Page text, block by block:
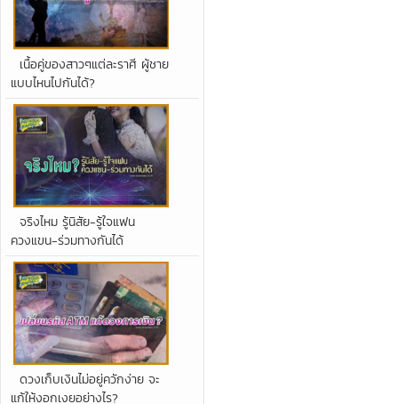
เนื้อคู่ของสาวๆแต่ละราศี ผู้ชาย
แบบไหนไปกันได้?
จริงไหม รู้นิสัย-รู้ใจแฟน
ควงแขน-ร่วมทางกันได้
ดวงเก็บเงินไม่อยู่ควักง่าย จะ
แก้ให้งอกเงยอย่างไร?